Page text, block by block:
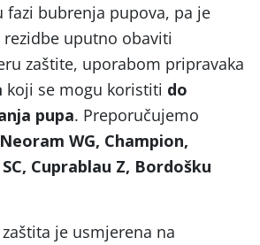
fazi bubrenja pupova, pa je
uputno obaviti
zaštite, uporabom pripravaka
koji se mogu koristiti do
pupa. Preporučujemo
WG, Champion,
Cuprablau Z, Bordošku
je usmjerena na